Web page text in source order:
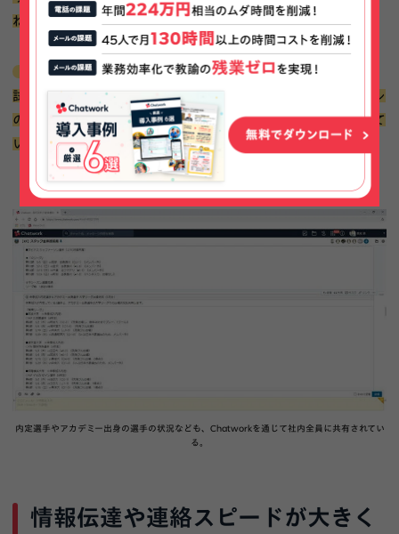
ね。
その他、社内全員が入ったグループでは、報道されない練習
試合の結果など、非公開情報の社内共有や、川崎フロンターレ
の記事情報を共有するなど、社内掲示板のような使い方をして
いますね。
内定選手やアカデミー出身の選手の状況なども、Chatworkを通じて社内全員に共有されてい
る。
情報伝達や連絡スピードが大きく